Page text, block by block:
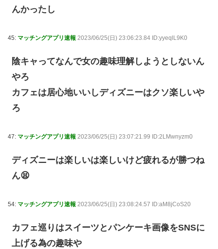
んかったし
45: マッチングアプリ速報 2023/06/25(日) 23:06:23.84 ID:yyeqlL9K0
陰キャってなんで女の趣味理解しようとしないん
やろ
カフェは居心地いいしディズニーはクソ楽しいや
ろ
47: マッチングアプリ速報 2023/06/25(日) 23:07:21.99 ID:2LMwnyzm0
ディズニーは楽しいは楽しいけど疲れるが勝つね
ん😫
54: マッチングアプリ速報 2023/06/25(日) 23:08:24.57 ID:aM8jCoS20
カフェ巡りはスイーツとパンケーキ画像をSNSに
上げる為の趣味や